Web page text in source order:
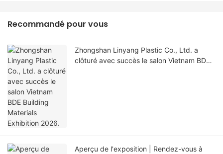
Recommandé pour vous
Zhongshan Linyang Plastic Co., Ltd. a
clôturé avec succès le salon Vietnam BDE
Aperçu de l'exposition | Rendez-vous à